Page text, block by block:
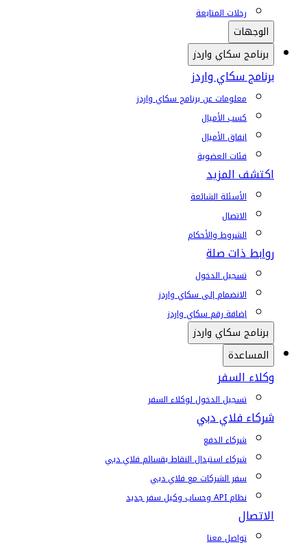
رحلات المتابعة
الوجهات
برنامج سكاي واردز
برنامج سكاي واردز
معلومات عن برنامج سكاي واردز
كسب الأميال
إنفاق الأميال
فئات العضوية
اكتشف المزيد
الأسئلة الشائعة
الاتصال
الشروط والأحكام
روابط ذات صلة
تسجيل الدخول
الانضمام إلى سكاي واردز
إضافة رقم سكاي واردز
برنامج سكاي واردز
المساعدة
وكلاء السفر
تسجيل الدخول لوكلاء السفر
شركاء فلاي دبي
شركاء الدفع
شركاء استبدال النقاط بقسائم فلاي دبي
سفر الشركات مع فلاي دبي
نظام API وحساب وكيل سفر جديد
الاتصال
تواصل معنا